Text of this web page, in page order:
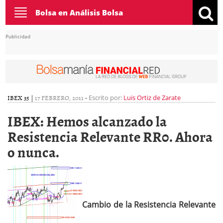
Toggle
navigation
Bolsa en Análisis Bolsa
Publicidad
IBEX 35 | 17 FEBRERO, 2011 - Escrito por: Luis Ortiz de Zarate
IBEX: Hemos alcanzado la
Resistencia Relevante RR0. Ahora
o nunca.
Cambio de la Resistencia Relevante